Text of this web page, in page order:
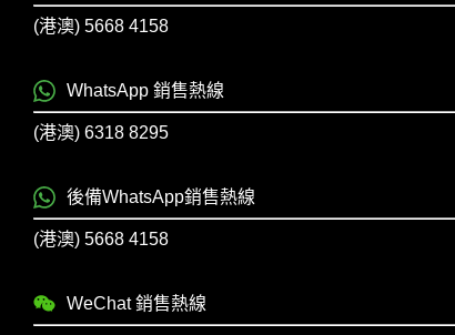
(港澳) 5668 4158
WhatsApp 銷售熱線
(港澳) 6318 8295
後備WhatsApp銷售熱線
(港澳) 5668 4158
WeChat 銷售熱線